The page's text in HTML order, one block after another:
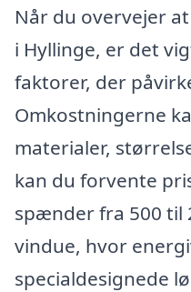
Når du overvejer
i Hyllinge, er det
faktorer, der
Omkostningerne
materialer,
kan du forvente
spænder fra 500 til
vindue, hvor
specialdesignede